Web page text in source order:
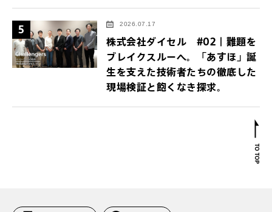
5 2026.07.17
株式会社ダイセル #02｜難題を
ブレイクスルーへ。「あすほ」誕
生を支えた技術者たちの徹底した
現場検証と飽くなき探求。